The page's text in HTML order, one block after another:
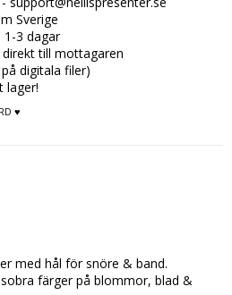
Sverige
1-3 dagar
direkt till mottagaren
digitala filer)
lager!
♥
med hål för snöre & band.
färger på blommor, blad &